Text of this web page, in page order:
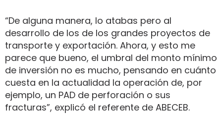
“De alguna manera, lo atabas pero al
desarrollo de los de los grandes proyectos de
transporte y exportación. Ahora, y esto me
parece que bueno, el umbral del monto mínimo
de inversión no es mucho, pensando en cuánto
cuesta en la actualidad la operación de, por
ejemplo, un PAD de perforación o sus
fracturas”, explicó el referente de ABECEB.